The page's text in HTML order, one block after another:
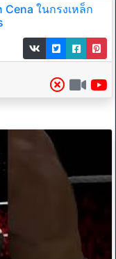
ในกรงเหล็ก